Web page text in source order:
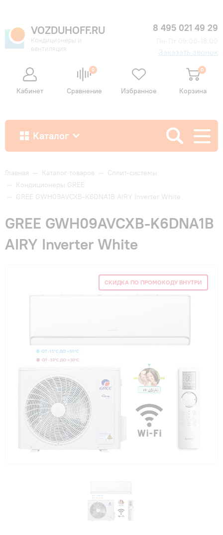
VOZDUHOFF.RU
Кондиционеры и
вентиляция
8 495 021 49 29
Заказать звонок
Кабинет
0
Сравнение Избранное
0
Корзина
Каталог
Как купить
Доставка и оплата
Гарантия и сервис
Контакты
Главная — Каталог товаров — Сплит-системы
— Кондиционеры GREE
— GREE GWH09AVCXB-K6DNA1B AIRY Inverter White
GREE GWH09AVCXB-K6DNA1B
AIRY Inverter White
СКИДКА ПО ПРОМОКОДУ ВНУТРИ